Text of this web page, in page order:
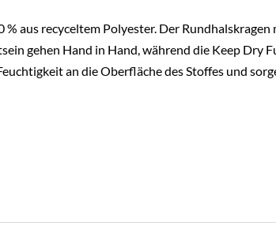
Set
Menge
aus recyceltem Polyester. Der
gehen Hand in Hand, während die Keep Dry
an die Oberfläche des Stoffes und